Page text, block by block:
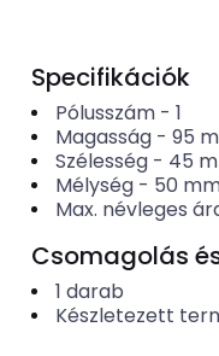
Specifikációk
Pólusszám- 1
Magasság- 95
Szélesség- 45
Mélység- 50
Max. névleges
Csomagolás
1 darab
Készletezett